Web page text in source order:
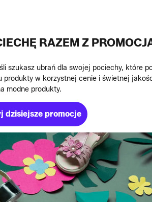
RAZEM Z
szukasz ubrań dla swojej pociechy, które
w korzystnej cenie i świetnej
modne produkty.
dzisiejsze promocje